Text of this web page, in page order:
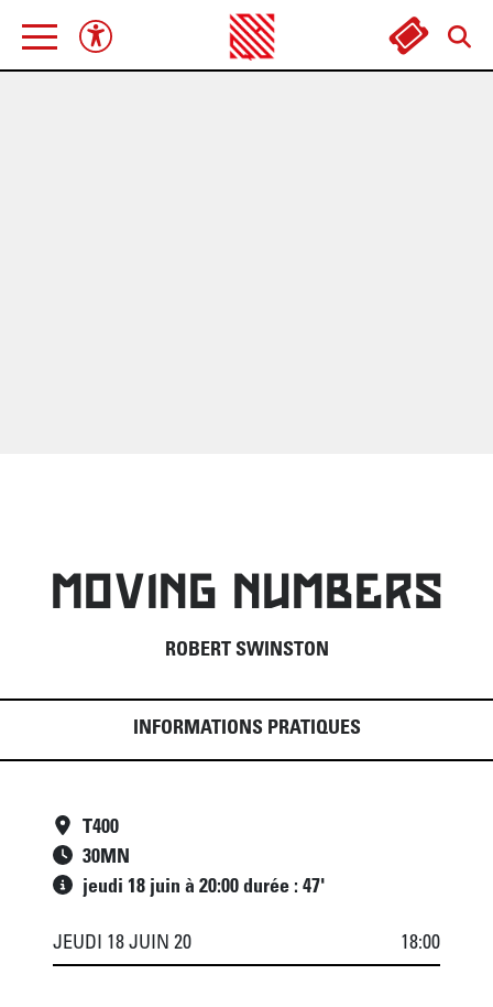
MOVING NUMBERS
ROBERT SWINSTON
INFORMATIONS PRATIQUES
T400
30MN
jeudi 18 juin à 20:00 durée : 47'
JEUDI 18 JUIN 20 18:00